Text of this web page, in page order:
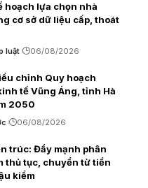
hoạch lựa chọn nhà
cơ sở dữ liệu cấp, thoát
luật 06/08/2026
chỉnh Quy hoạch
tế Vũng Áng, tỉnh Hà
2050
06/08/2026
trúc: Đẩy mạnh phân
thủ tục, chuyển từ tiền
kiểm